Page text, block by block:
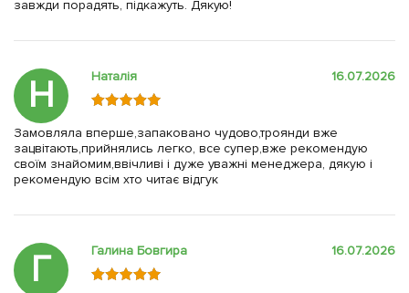
завжди порадять, підкажуть. Дякую!
Н Наталія 16.07.2026
Замовляла вперше,запаковано чудово,троянди вже
зацвітають,прийнялись легко, все супер,вже рекомендую
своїм знайомим,ввічливі і дуже уважні менеджера, дякую і
рекомендую всім хто читає відгук
Г Галина Бовгира 16.07.2026